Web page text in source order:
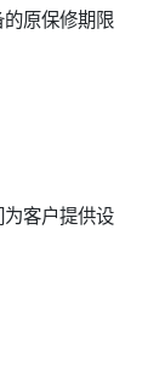
原保修期限
客户提供设